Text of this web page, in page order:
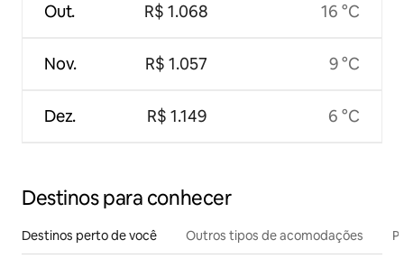
Out.
Nov.
Dez.
R$ 1.068
R$ 1.057
R$ 1.149
16 °C
9 °C
6 °C
Destinos para conhecer
Destinos perto de você Outros tipos de acomodações